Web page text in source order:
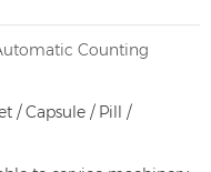
Counting
/ Capsule / Pill /